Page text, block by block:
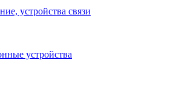
устройства связи
устройства